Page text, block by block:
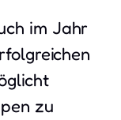
im Jahr
zu